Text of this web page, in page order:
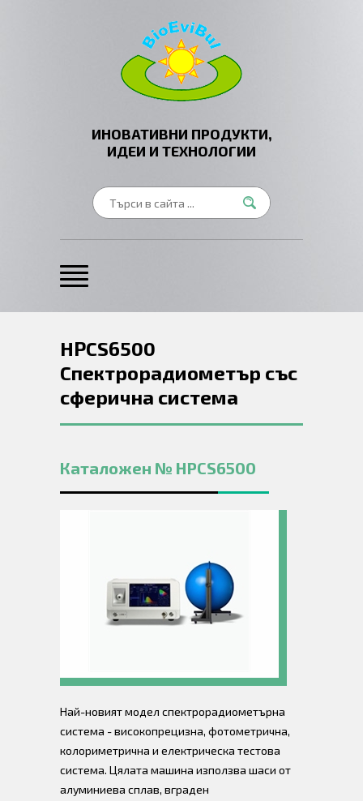
ИНОВАТИВНИ ПРОДУКТИ,
ИДЕИ И ТЕХНОЛОГИИ
HPCS6500
Спектрорадиометър със
сферична система
Каталожен № HPCS6500
Най-новият модел спектрорадиометърна
система - високопрецизна, фотометрична,
колориметрична и електрическа тестова
система. Цялата машина използва шаси от
алуминиева сплав, вграден